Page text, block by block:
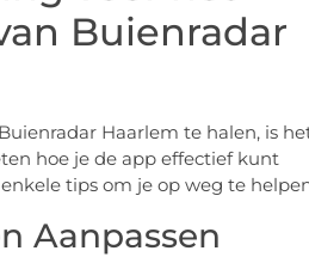
Buienradar
Haarlem te halen, is
hoe je de app effectief kunt
tips om je op weg te
Aanpassen